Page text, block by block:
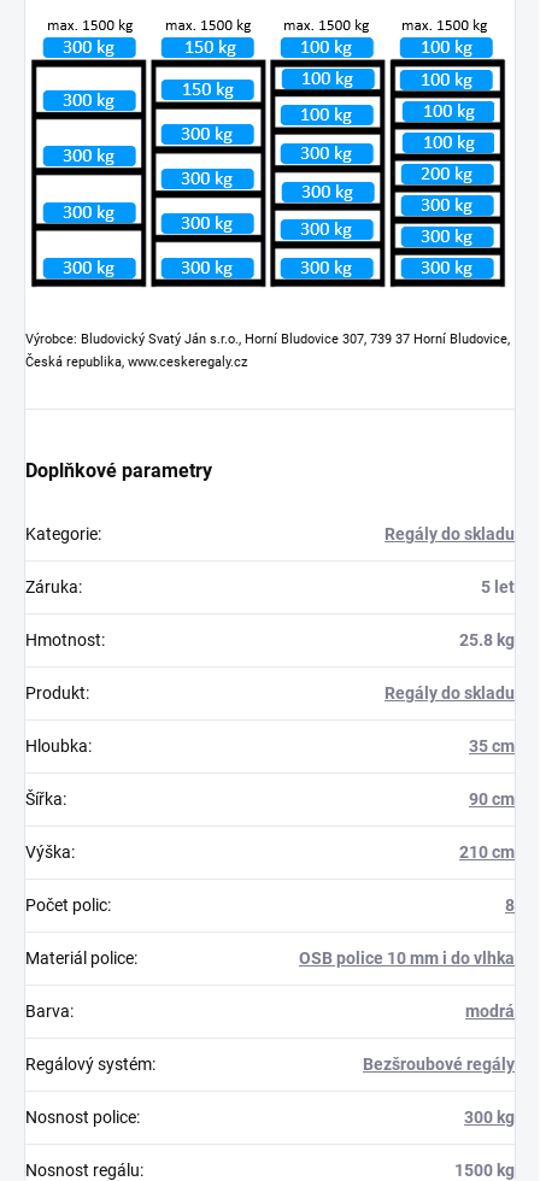
Výrobce: Bludovický Svatý Ján s.r.o., Horní Bludovice 307, 739 37 Horní Bludovice,
Česká republika, www.ceskeregaly.cz
Doplňkové parametry
Kategorie: Regály do skladu
Záruka: 5 let
Hmotnost: 25.8 kg
Produkt: Regály do skladu
Hloubka: 35 cm
Šířka: 90 cm
Výška: 210 cm
Počet polic: 8
Materiál police: OSB police 10 mm i do vlhka
Barva: modrá
Regálový systém: Bezšroubové regály
Nosnost police: 300 kg
Nosnost regálu: 1500 kg